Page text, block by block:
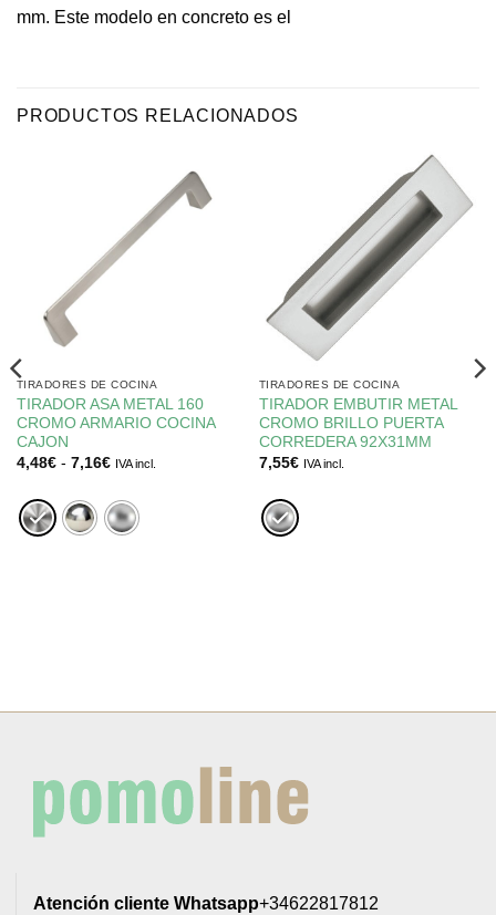
mm. Este modelo en concreto es el
PRODUCTOS RELACIONADOS
TIRADORES DE COCINA
TIRADOR ASA METAL 160
CROMO ARMARIO COCINA
CAJON
4,48€ - 7,16€Rango
desde
4,48€
hasta
IVA incl.
TIRADORES DE COCINA
TIRADOR EMBUTIR METAL
CROMO BRILLO PUERTA
CORREDERA 92X31MM
7,55€ IVA incl.
Atención cliente Whatsapp+34622817812